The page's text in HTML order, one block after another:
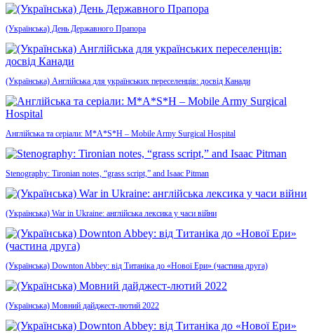
(Українська) День Державного Прапора
(Українська) Англійська для українських переселенців: досвід Канади
Англійська та серіали: M*A*S*H – Mobile Army Surgical Hospital
Stenography: Tironian notes, “grass script,” and Isaac Pitman
(Українська) War in Ukraine: англійська лексика у часи війни
(Українська) Downton Abbey: від Титаніка до «Нової Ери» (частина друга)
(Українська) Мовний дайджест-лютий 2022